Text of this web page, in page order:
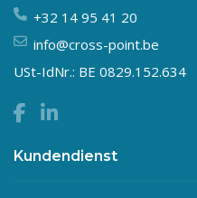
+32 14 95 41 20
info@cross-point.be
USt-IdNr.: BE 0829.152.634
Kundendienst